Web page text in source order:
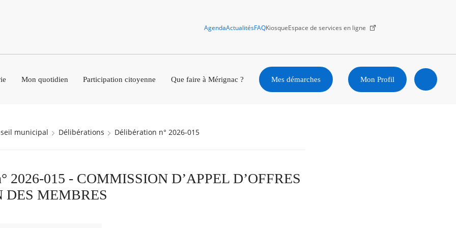
AgendaActualitésFAQKiosqueEspace de services en ligne
Mon quotidien Participation citoyenne Que faire à Mérignac ? Mes démarches Mon Profil
municipal Délibérations Délibération n° 2026-015
2026-015 - COMMISSION D’APPEL D’OFFRES
DES MEMBRES